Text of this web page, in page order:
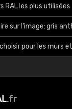
RAL les plus utilisées
sur l'image: gris
pour les murs
.fr